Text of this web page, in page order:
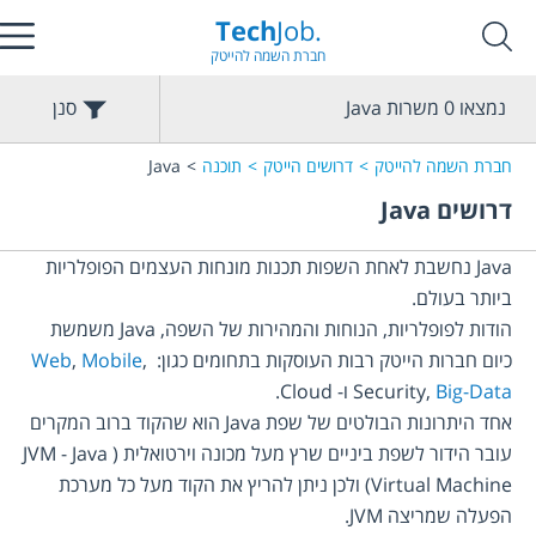
TechJob.
חברת השמה להייטק
חברת השמה להייטק דרושים הייטק תוכנה Java
דרושים Java
נמצאו 0 משרות Java סנן
כיום חברות הייטק רבות העוסקות בתחומים כגון:
Web, Mobile,
Security, Big-Data
עובר הידור לשפת ביניים שרץ מעל מכונה וירטואלית (JVM - Java
הפעלה שמריצה JVM.